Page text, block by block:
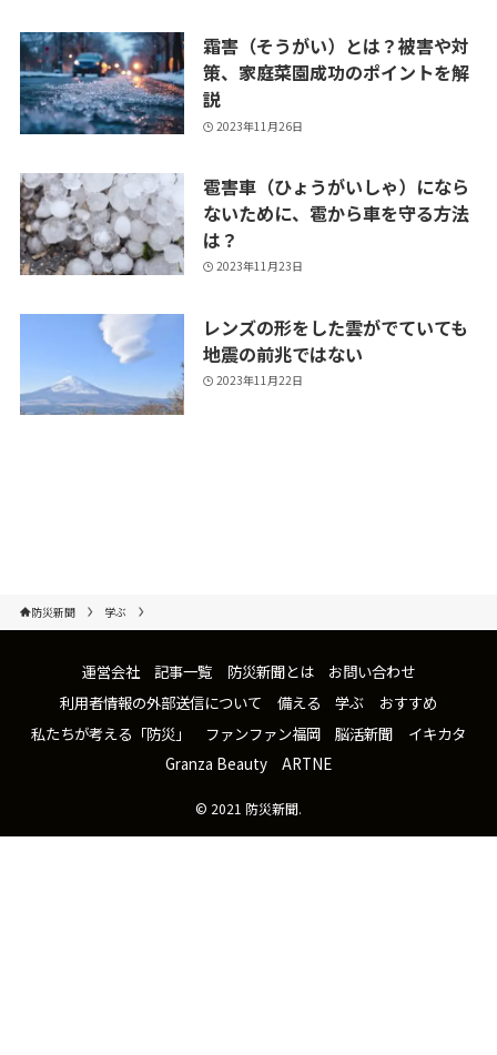
霜害（そうがい）とは？被害や対
策、家庭菜園成功のポイントを解
説
2023年11月26日
雹害車（ひょうがいしゃ）になら
ないために、雹から車を守る方法
は？
2023年11月23日
レンズの形をした雲がでていても
地震の前兆ではない
2023年11月22日
防災新聞 学ぶ
運営会社 記事一覧 防災新聞とは
お問い合わせ
利用者情報の外部送信について
備える 学ぶ
おすすめ
私たちが考える「防災」
ファンファン福岡 脳活新聞
イキカタ
Granza Beauty
ARTNE
© 2021 防災新聞.